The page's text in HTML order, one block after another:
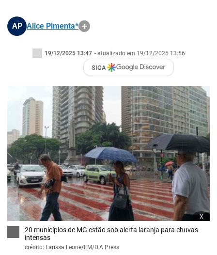
AP Alice Pimenta*
19/12/2025 13:47 - atualizado em 19/12/2025 13:56
SIGA
x
20 municípios de MG estão sob alerta laranja para chuvas
intensas
crédito: Larissa Leone/EM/D.A Press